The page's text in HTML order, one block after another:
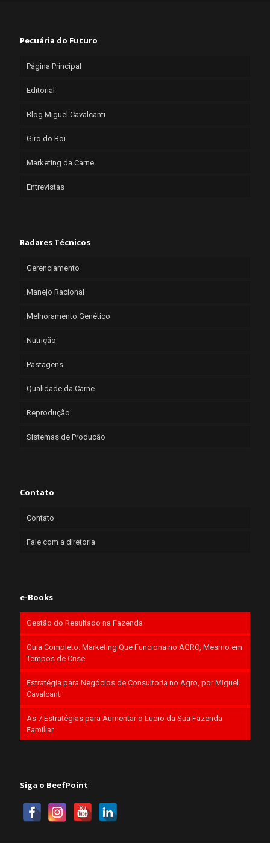
Pecuária do Futuro
Página Principal
Editorial
Blog Miguel Cavalcanti
Giro do Boi
Marketing da Carne
Entrevistas
Radares Técnicos
Gerenciamento
Manejo Racional
Melhoramento Genético
Nutrição
Pastagens
Qualidade da Carne
Reprodução
Sistemas de Produção
Contato
Contato
Fale com a diretoria
e-Books
Gestão do Resultado na Fazenda
Guia Completo: Marketing Que Funciona no AGRO, Mesmo em
Tempos de Crise
Estratégia para Negócios de Consultoria no Agro, por Miguel
Cavalcanti
As 7 Estratégias para Aumentar o Lucro da Sua Fazenda
Familiar
Siga o BeefPoint